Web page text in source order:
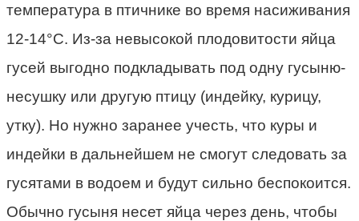
температура в птичнике во время насиживания
12-14°С. Из-за невысокой плодовитости яйца
гусей выгодно подкладывать под одну гусыню-
несушку или другую птицу (индейку, курицу,
утку). Но нужно заранее учесть, что куры и
индейки в дальнейшем не смогут следовать за
гусятами в водоем и будут сильно беспокоится.
Обычно гусыня несет яйца через день, чтобы